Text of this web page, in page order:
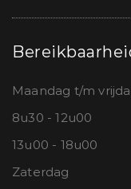
Maandag t/m
8u30 - 12u00
13u00 - 18u00
Zaterdag